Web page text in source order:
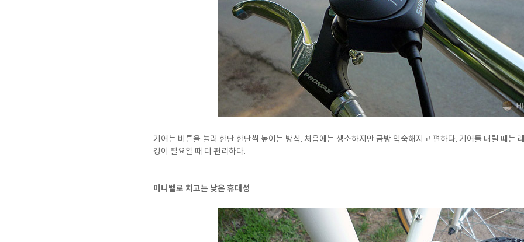
기어는 버튼을 눌러 한단 한단씩 높이는 방식. 처음에는 생소하지만 금방 익숙해지고 편하다. 기어를 내릴 때는
경이 필요할 때 더 편리하다.
미니벨로 치고는 낮은 휴대성